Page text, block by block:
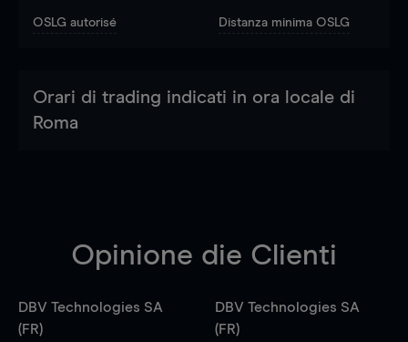
OSLG autorisé Distanza minima OSLG
Orari di trading indicati in ora locale di
Roma
Opinione die Clienti
DBV Technologies SA
(FR)
DBV Technologies SA
(FR)